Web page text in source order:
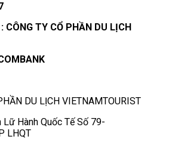
CÔNG TY CỔ PHẦN DU LỊCH
DU LỊCH VIETNAMTOURIST
Hành Quốc Tế Số 79-
LHQT